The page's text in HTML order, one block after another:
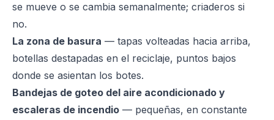
se mueve o se cambia semanalmente; criaderos si
no.
La zona de basura — tapas volteadas hacia arriba,
botellas destapadas en el reciclaje, puntos bajos
donde se asientan los botes.
Bandejas de goteo del aire acondicionado y
escaleras de incendio — pequeñas, en constante